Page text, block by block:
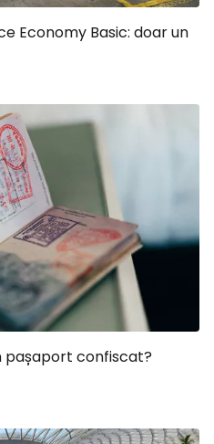
Economy Basic: doar un
pașaport confiscat?